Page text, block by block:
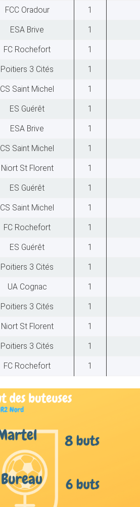
FCC Oradour 1
ESA Brive 1
FC Rochefort 1
Poitiers 3 Cités 1
CS Saint Michel 1
ES Guérêt 1
ESA Brive 1
CS Saint Michel 1
Niort St Florent 1
ES Guérêt 1
CS Saint Michel 1
FC Rochefort 1
ES Guérêt 1
Poitiers 3 Cités 1
UA Cognac 1
Poitiers 3 Cités 1
Niort St Florent 1
Poitiers 3 Cités 1
FC Rochefort 1